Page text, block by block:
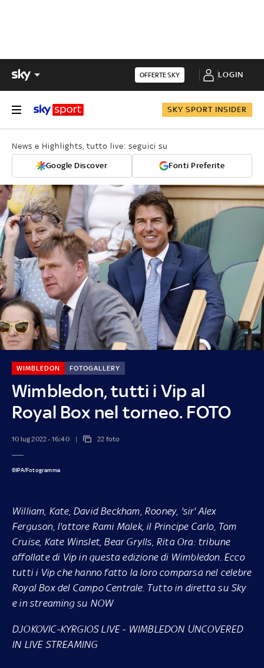
OFFERTE SKY LOGIN
SKY SPORT INSIDER
News e Highlights, tutto live: seguici su
Google Discover Fonti Preferite
Wimbledon, tutti i Vip al
Royal Box nel torneo. FOTO
WIMBLEDON FOTOGALLERY
10 lug 2022 - 16:40 22 foto
©IPA/Fotogramma
William, Kate, David Beckham, Rooney, 'sir' Alex
Ferguson, l'attore Rami Malek, il Principe Carlo, Tom
Cruise, Kate Winslet, Bear Grylls, Rita Ora: tribune
affollate di Vip in questa edizione di Wimbledon. Ecco
tutti i Vip che hanno fatto la loro comparsa nel celebre
Royal Box del Campo Centrale. Tutto in diretta su Sky
e in streaming su NOW
DJOKOVIC-KYRGIOS LIVE- WIMBLEDON UNCOVERED
IN LIVE STREAMING